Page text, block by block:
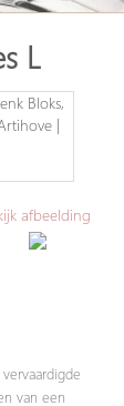
L
afbeelding
van een